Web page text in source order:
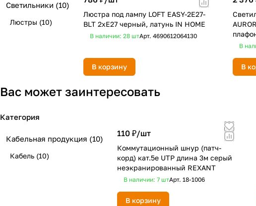
Люстра под лампу LOFT EASY-2E27-
BLT 2хЕ27 черный, латунь IN HOME
В наличии: 28 штАрт. 4690612064130
В корзину
В
В
Светильники (10)
Люстры (10)
Вас может заинтересовать
110 ₽/шт
Коммутационный шнур (патч-
корд) кат.5e UTP длина 3м серый
неэкранированный REXANT
В наличии: 7 штАрт. 18-1006
В корзину
Категория
Кабельная продукция (10)
Кабель (10)